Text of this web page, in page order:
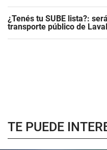
¿Tenés tu SUBE lista?:
transporte público de
TE PUEDE